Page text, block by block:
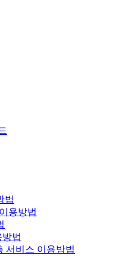
법
용방법
법
서비스 이용방법